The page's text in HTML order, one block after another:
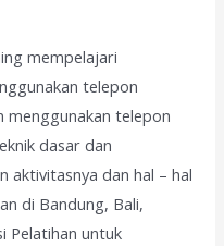
mempelajari
telepon
menggunakan telepon
dasar dan
aktivitasnya dan hal – hal
di Bandung, Bali,
Pelatihan untuk